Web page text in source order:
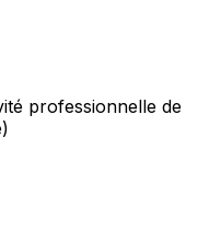
professionnelle de